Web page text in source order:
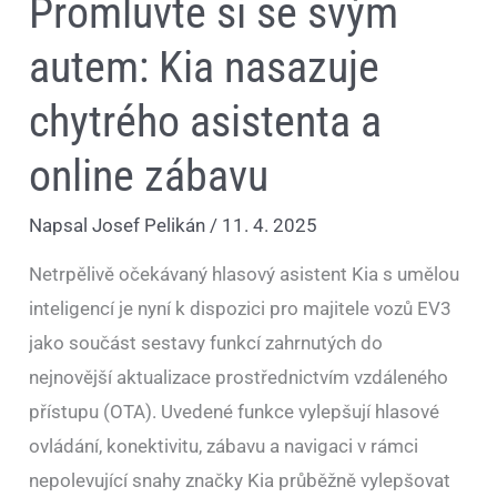
Promluvte si se svým
autem: Kia nasazuje
chytrého asistenta a
online zábavu
NapsalJosef Pelikán / 11. 4. 2025
Netrpělivě očekávaný hlasový asistent Kia s umělou
inteligencí je nyní k dispozici pro majitele vozů EV3
jako součást sestavy funkcí zahrnutých do
nejnovější aktualizace prostřednictvím vzdáleného
přístupu (OTA). Uvedené funkce vylepšují hlasové
ovládání, konektivitu, zábavu a navigaci v rámci
nepolevující snahy značky Kia průběžně vylepšovat